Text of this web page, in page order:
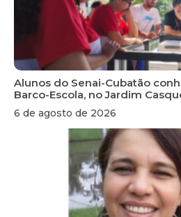
Alunos do Senai-Cubatão
Barco-Escola, no Jardim
6 de agosto de 2026